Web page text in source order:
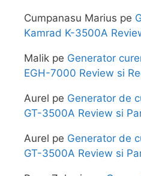
Cumpanasu Marius pe
Kamrad K-3500A
Malik pe Generator
EGH-7000 Review si
Aurel pe Generator de
GT-3500A Review si
Aurel pe Generator de
GT-3500A Review si